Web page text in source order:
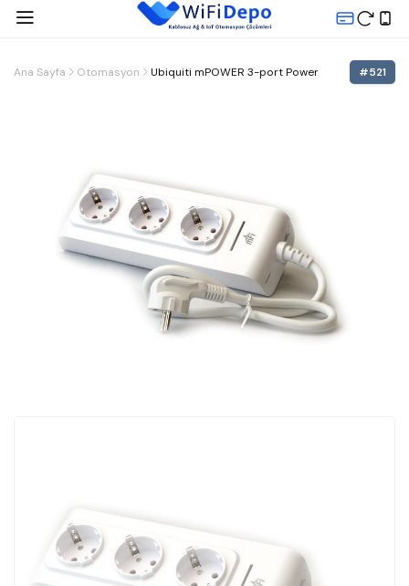
Ana Sayfa Otomasyon Ubiquiti mPOWER 3-port Power #521